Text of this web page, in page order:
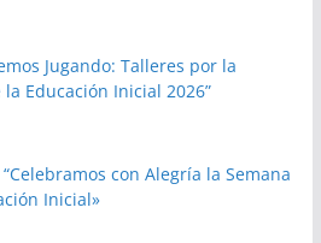
Jugando: Talleres por la
la Educación Inicial 2026”
“Celebramos con Alegría la Semana
Inicial»